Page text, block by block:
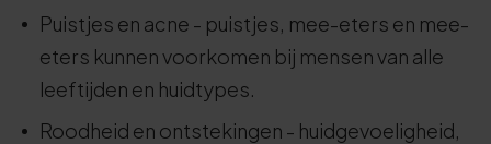
Puistjes en acne - puistjes, mee-eters en mee-
eters kunnen voorkomen bij mensen van alle
leeftijden en huidtypes.
Roodheid en ontstekingen - huidgevoeligheid,